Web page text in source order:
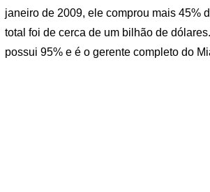
janeiro de 2009, ele comprou mais 45%
total foi de cerca de um bilhão de
possui 95% e é o gerente completo do